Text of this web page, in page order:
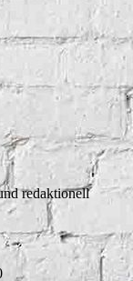
redaktionell